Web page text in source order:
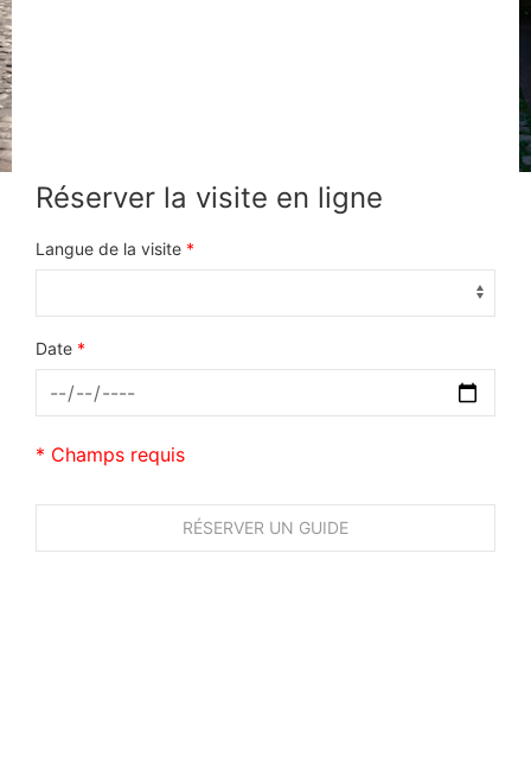
Réserver la visite en ligne
Langue de la visite *
Date *
* Champs requis